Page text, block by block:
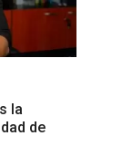
la
de